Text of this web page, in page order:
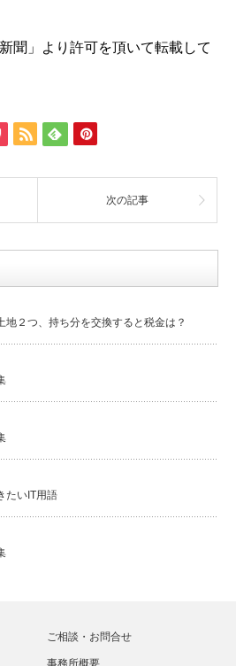
聞」より許可を頂いて転載して
次の記事
地２つ、持ち分を交換すると税金は？
たいIT用語
ご相談・お問合せ
事務所概要